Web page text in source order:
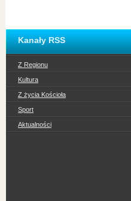
Kanały RSS
Z Regionu
Kultura
Z życia Kościoła
Sport
Aktualności